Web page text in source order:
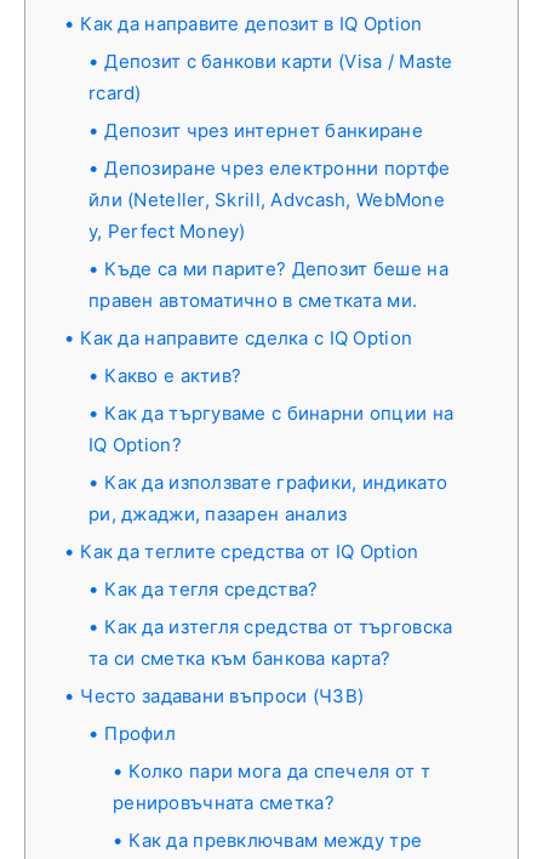
Как да направите депозит в IQ Option
Депозит с банкови карти (Visa / Maste
rcard)
Депозит чрез интернет банкиране
Депозиране чрез електронни портфе
йли (Neteller, Skrill, Advcash, WebMone
y, Perfect Money)
Къде са ми парите? Депозит беше на
правен автоматично в сметката ми.
Как да направите сделка с IQ Option
Какво е актив?
Как да търгуваме с бинарни опции на
IQ Option?
Как да използвате графики, индикато
ри, джаджи, пазарен анализ
Как да теглите средства от IQ Option
Как да тегля средства?
Как да изтегля средства от търговска
та си сметка към банкова карта?
Често задавани въпроси (ЧЗВ)
Профил
Колко пари мога да спечеля от т
ренировъчната сметка?
Как да превключвам между тре